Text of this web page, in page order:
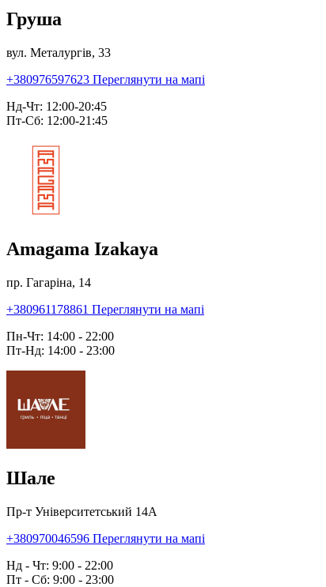
Груша
вул. Металургів, 33
+380976597623 Переглянути на мапі
Нд-Чт: 12:00-20:45
Пт-Сб: 12:00-21:45
Amagama Izakaya
пр. Гагаріна, 14
+380961178861 Переглянути на мапі
Пн-Чт: 14:00 - 22:00
Пт-Нд: 14:00 - 23:00
Шале
Пр-т Університетський 14А
+380970046596 Переглянути на мапі
Нд - Чт: 9:00 - 22:00
Пт - Сб: 9:00 - 23:00